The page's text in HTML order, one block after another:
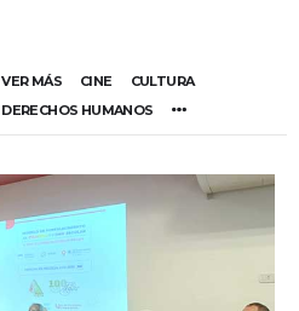
VER MÁS CINE
CULTURA
DERECHOS HUMANOS